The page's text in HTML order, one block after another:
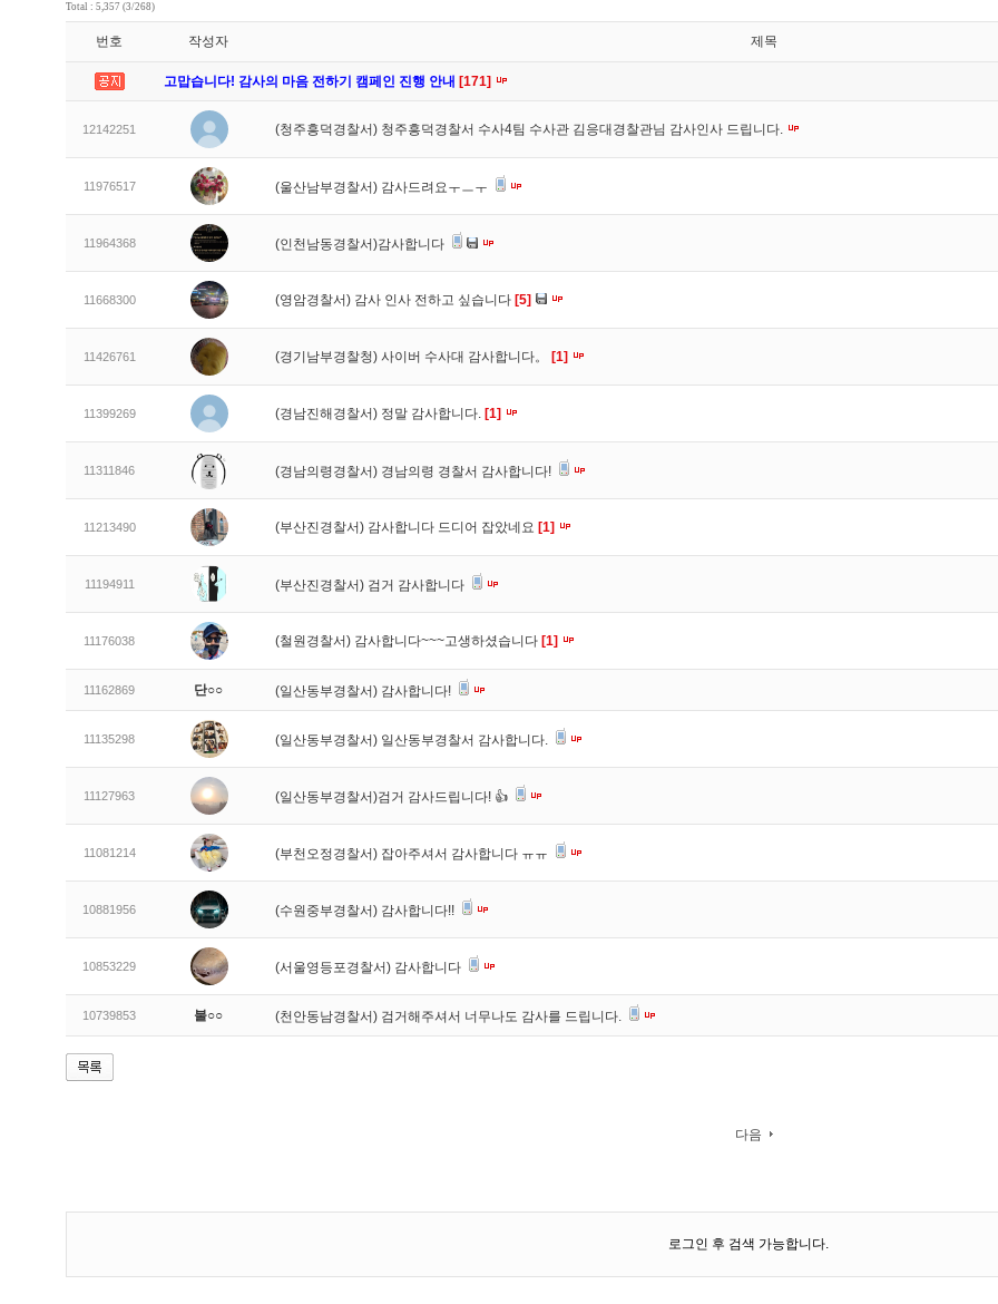
Total : 5,357 (3/268)
번호 작성자 제목
고맙습니다! 감사의 마음 전하기 캠페인 진행 안내 [171]
12142251 (청주흥덕경찰서) 청주흥덕경찰서 수사4팀 수사관 김응대경찰관님 감사인사 드립니다.
11976517 (울산남부경찰서) 감사드려요ㅜㅡㅜ
11964368 (인천남동경찰서)감사합니다
11668300 (영암경찰서) 감사 인사 전하고 싶습니다 [5]
11426761 (경기남부경찰청) 사이버 수사대 감사합니다。 [1]
11399269 (경남진해경찰서) 정말 감사합니다. [1]
11311846 (경남의령경찰서) 경남의령 경찰서 감사합니다!
11213490 (부산진경찰서) 감사합니다 드디어 잡았네요 [1]
11194911 (부산진경찰서) 검거 감사합니다
11176038 (철원경찰서) 감사합니다~~~고생하셨습니다 [1]
11162869 단○○ (일산동부경찰서) 감사합니다!
11135298 (일산동부경찰서) 일산동부경찰서 감사합니다.
11127963 (일산동부경찰서)검거 감사드립니다! 👍
11081214 (부천오정경찰서) 잡아주셔서 감사합니다 ㅠㅠ
10881956 (수원중부경찰서) 감사합니다!!
10853229 (서울영등포경찰서) 감사합니다
10739853 불○○ (천안동남경찰서) 검거해주셔서 너무나도 감사를 드립니다.
다음
로그인 후 검색 가능합니다.